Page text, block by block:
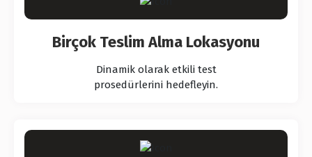
Birçok Teslim Alma Lokasyonu
Dinamik olarak etkili test
prosedürlerini hedefleyin.